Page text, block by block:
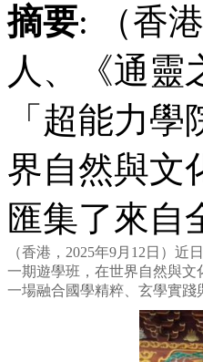
摘要: （香
人、《通靈
「超能力
界自然與文
匯集了來自
（香港，2025年9月12日）
一期遊學班，在世界自然與
一場融合國學精粹、玄學實踐